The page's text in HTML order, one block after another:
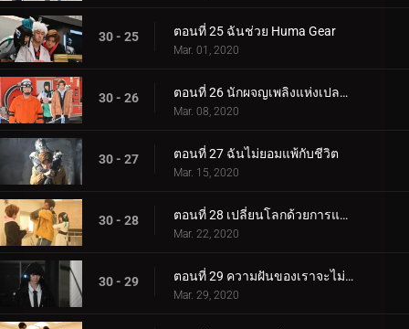
30 - 25 ตอนที่ 25 ฉันช่วย Huma Gear
Mar. 01, 2020
30 - 26 ตอนที่ 26 นักผจญเพลิงแห่งเปลวไฟของเรา
Mar. 08, 2020
30 - 27 ตอนที่ 27 ฉันไม่ยอมแพ้กับชีวิต
Mar. 15, 2020
30 - 28 ตอนที่ 28 เปลี่ยนโลกด้วยการแร็ปของฉัน!
Mar. 22, 2020
30 - 29 ตอนที่ 29 ความฝันของเราจะไม่แตกสลาย
Mar. 29, 2020